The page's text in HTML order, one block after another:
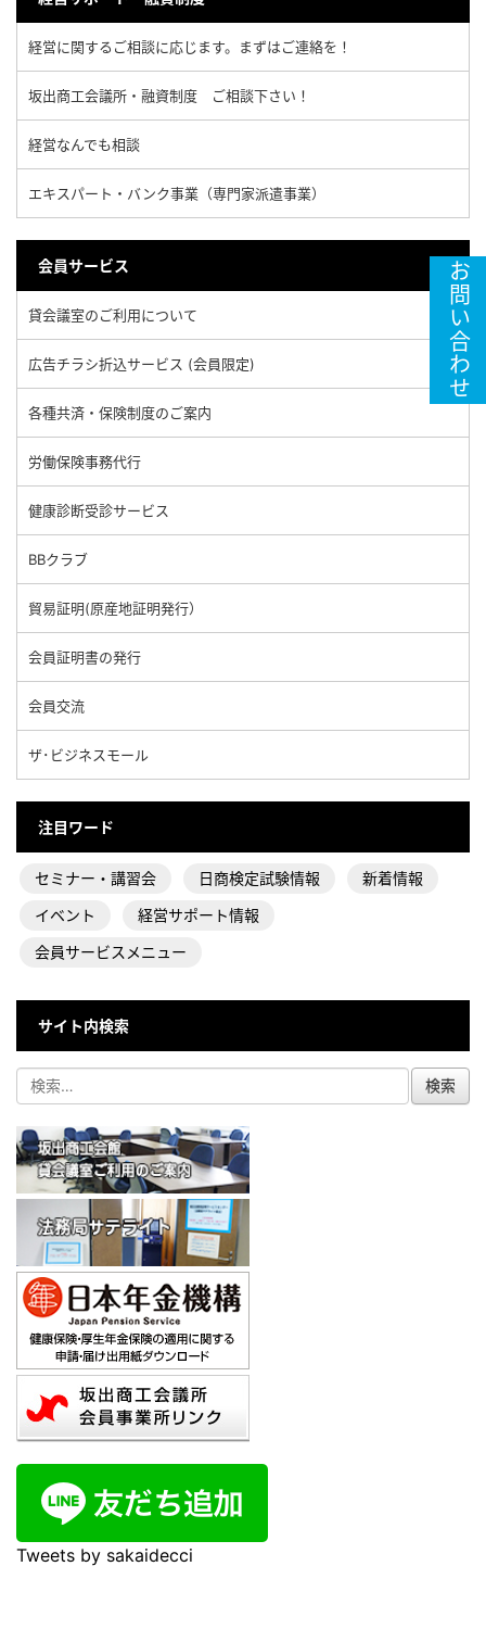
経営に関するご相談に応じます。まずはご連絡を！
坂出商工会議所・融資制度 ご相談下さい！
経営なんでも相談
エキスパート・バンク事業（専門家派遣事業）
会員サービス
貸会議室のご利用について
広告チラシ折込サービス (会員限定)
各種共済・保険制度のご案内
労働保険事務代行
健康診断受診サービス
BBクラブ
貿易証明(原産地証明発行）
会員証明書の発行
会員交流
ザ･ビジネスモール
注目ワード
セミナー・講習会 日商検定試験情報
新着情報
イベント
経営サポート情報
会員サービスメニュー
サイト内検索
Tweets by sakaidecci
お問い合わせ